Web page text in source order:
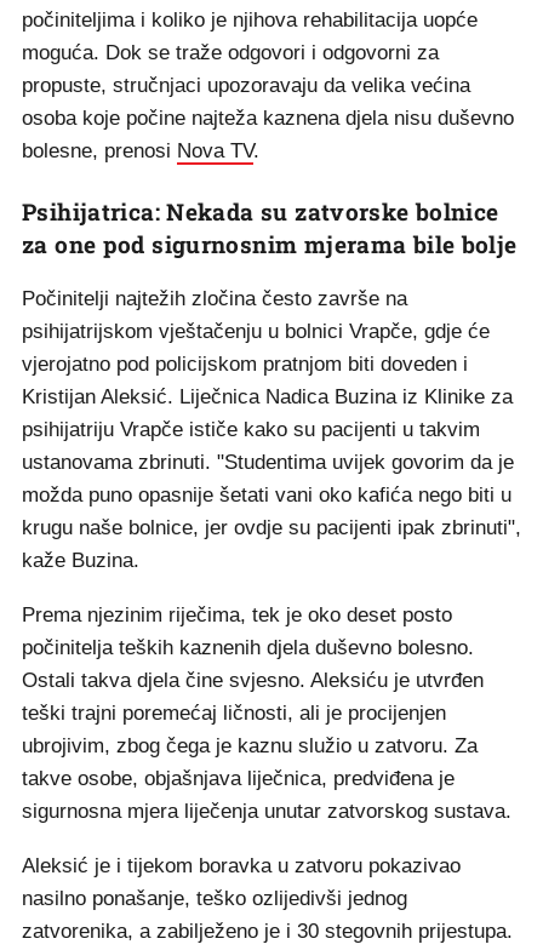
počiniteljima i koliko je njihova rehabilitacija uopće
moguća. Dok se traže odgovori i odgovorni za
propuste, stručnjaci upozoravaju da velika većina
osoba koje počine najteža kaznena djela nisu duševno
bolesne, prenosi Nova TV.
Psihijatrica: Nekada su zatvorske bolnice
za one pod sigurnosnim mjerama bile bolje
Počinitelji najtežih zločina često završe na
psihijatrijskom vještačenju u bolnici Vrapče, gdje će
vjerojatno pod policijskom pratnjom biti doveden i
Kristijan Aleksić. Liječnica Nadica Buzina iz Klinike za
psihijatriju Vrapče ističe kako su pacijenti u takvim
ustanovama zbrinuti. "Studentima uvijek govorim da je
možda puno opasnije šetati vani oko kafića nego biti u
krugu naše bolnice, jer ovdje su pacijenti ipak zbrinuti",
kaže Buzina.
Prema njezinim riječima, tek je oko deset posto
počinitelja teških kaznenih djela duševno bolesno.
Ostali takva djela čine svjesno. Aleksiću je utvrđen
teški trajni poremećaj ličnosti, ali je procijenjen
ubrojivim, zbog čega je kaznu služio u zatvoru. Za
takve osobe, objašnjava liječnica, predviđena je
sigurnosna mjera liječenja unutar zatvorskog sustava.
Aleksić je i tijekom boravka u zatvoru pokazivao
nasilno ponašanje, teško ozlijedivši jednog
zatvorenika, a zabilježeno je i 30 stegovnih prijestupa.